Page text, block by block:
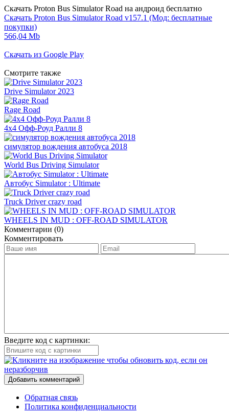
Скачать Proton Bus Simulator Road на андроид бесплатно
Скачать Proton Bus Simulator Road v157.1 (Мод: бесплатные
покупки)
566,04 Mb
Скачать из Google Play
Смотрите также
Drive Simulator 2023
Rage Road
4x4 Офф-Роуд Ралли 8
симулятор вождения автобуса 2018
World Bus Driving Simulator
Автобус Simulator : Ultimate
Truck Driver crazy road
WHEELS IN MUD : OFF-ROAD SIMULATOR
Комментарии (0)
Комментировать
Введите код с картинки:
Добавить комментарий
Обратная связь
Политика конфиденциальности